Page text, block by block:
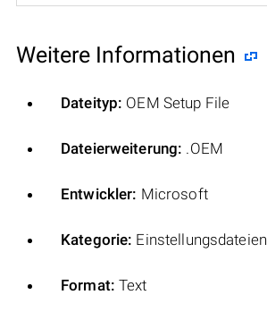
Weitere Informationen
Dateityp: OEM Setup File
Dateierweiterung: .OEM
Entwickler: Microsoft
Kategorie: Einstellungsdateien
Format: Text